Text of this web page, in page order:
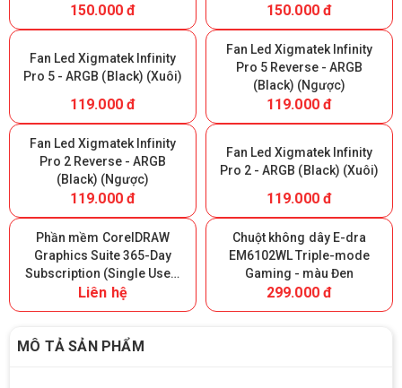
150.000 đ 150.000 đ
Fan Led Xigmatek Infinity
Pro 5 - ARGB (Black) (Xuôi)
119.000 đ
Fan Led Xigmatek Infinity
Pro 5 Reverse - ARGB
(Black) (Ngược)
119.000 đ
Fan Led Xigmatek Infinity
Pro 2 Reverse - ARGB
(Black) (Ngược)
119.000 đ
Fan Led Xigmatek Infinity
Pro 2 - ARGB (Black) (Xuôi)
119.000 đ
Phần mềm CorelDRAW
Graphics Suite 365-Day
Subscription (Single User)
- 365 ngày
Liên hệ
Chuột không dây E-dra
EM6102WL Triple-mode
Gaming - màu Đen
299.000 đ
MÔ TẢ SẢN PHẨM